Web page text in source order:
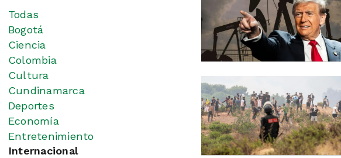
Todas
Bogotá
Ciencia
Colombia
Cultura
Cundinamarca
Deportes
Economía
Entretenimiento
Internacional